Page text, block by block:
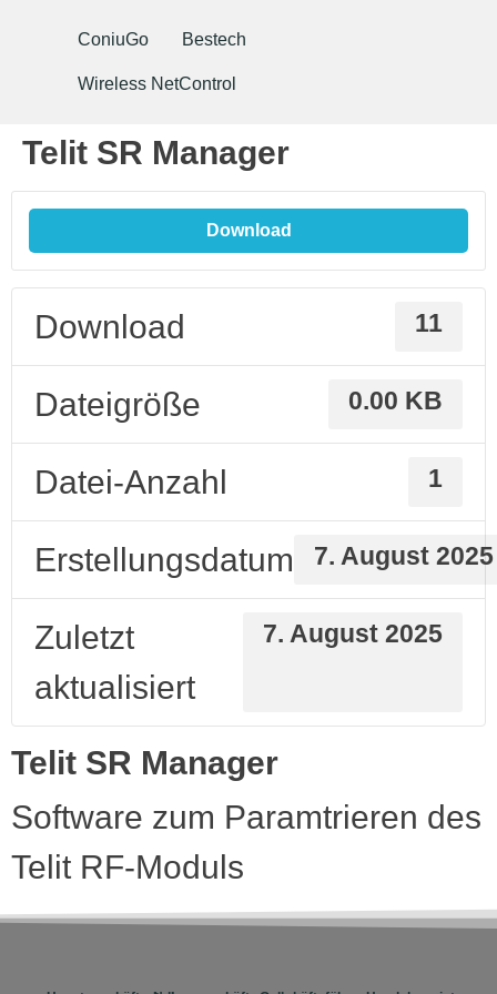
ConiuGo Bestech
Wireless NetControl
Telit SR Manager
Download
Download 11
Dateigröße 0.00 KB
Datei-Anzahl 1
Erstellungsdatum 7. August 2025
Zuletzt
aktualisiert
7. August 2025
Telit SR Manager
Software zum Paramtrieren des
Telit RF-Moduls